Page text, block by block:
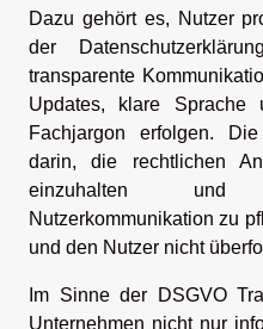
Dazu gehört es, Nutzer
der
transparente
Updates, klare Sprache
Fachjargon erfolgen.
darin, die rechtlichen
einzuhalten
Nutzerkommunikation zu
und den Nutzer nicht
Im Sinne der DSGVO
Unternehmen nicht nur